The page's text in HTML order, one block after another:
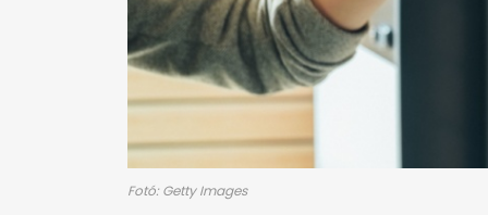
Fotó: Getty Images